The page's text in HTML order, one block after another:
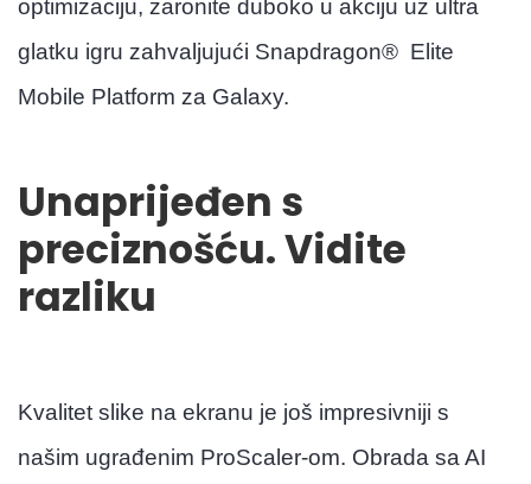
optimizaciju, zaronite duboko u akciju uz ultra
glatku igru ​​zahvaljujući Snapdragon® Elite
Mobile Platform za Galaxy.
Unaprijeđen s
preciznošću. Vidite
razliku
Kvalitet slike na ekranu je još impresivniji s
našim ugrađenim ProScaler-om. Obrada sa AI